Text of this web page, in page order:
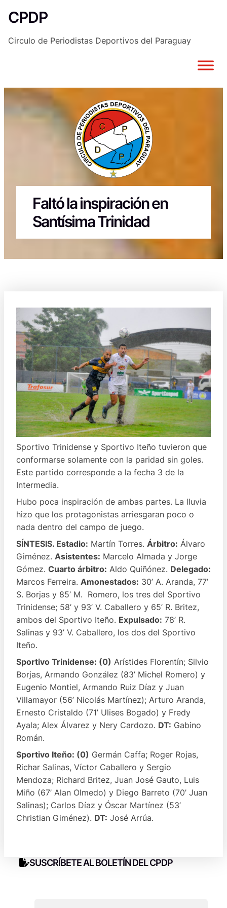
Saltar
al
contenido
CPDP
Circulo de Periodistas Deportivos del Paraguay
Faltó la inspiración en
Santísima Trinidad
Sportivo Trinidense y Sportivo Iteño tuvieron que
conformarse solamente con la paridad sin goles.
Este partido corresponde a la fecha 3 de la
Intermedia.
Hubo poca inspiración de ambas partes. La lluvia
hizo que los protagonistas arriesgaran poco o
nada dentro del campo de juego.
SÍNTESIS. Estadio: Martín Torres. Árbitro: Álvaro
Giménez. Asistentes: Marcelo Almada y Jorge
Gómez. Cuarto árbitro: Aldo Quiñónez. Delegado:
Marcos Ferreira. Amonestados: 30’ A. Aranda, 77’
S. Borjas y 85’ M. Romero, los tres del Sportivo
Trinidense; 58’ y 93’ V. Caballero y 65’ R. Britez,
ambos del Sportivo Iteño. Expulsado: 78’ R.
Salinas y 93’ V. Caballero, los dos del Sportivo
Iteño.
Sportivo Trinidense: (0) Arístides Florentín; Silvio
Borjas, Armando González (83’ Michel Romero) y
Eugenio Montiel, Armando Ruiz Díaz y Juan
Villamayor (56’ Nicolás Martínez); Arturo Aranda,
Ernesto Cristaldo (71’ Ulises Bogado) y Fredy
Ayala; Alex Álvarez y Nery Cardozo. DT: Gabino
Román.
Sportivo Iteño: (0) Germán Caffa; Roger Rojas,
Richar Salinas, Víctor Caballero y Sergio
Mendoza; Richard Britez, Juan José Gauto, Luis
Miño (67’ Alan Olmedo) y Diego Barreto (70’ Juan
Salinas); Carlos Díaz y Óscar Martínez (53’
Christian Giménez). DT: José Arrúa.
SUSCRÍBETE AL BOLETÍN DEL CPDP